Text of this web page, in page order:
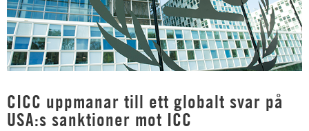
CICC uppmanar till ett globalt svar på
USA:s sanktioner mot ICC